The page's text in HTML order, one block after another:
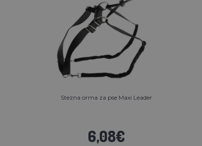
Stezna orma za pse Maxi Leader
6,08€